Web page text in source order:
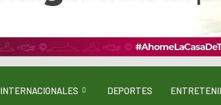
INTERNACIONALES DEPORTES